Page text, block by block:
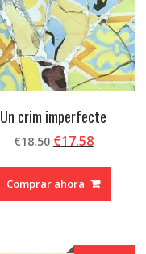
Un crim imperfecte
€18.50 El
original
era:
€17.58El
actual
es:
Comprar ahora